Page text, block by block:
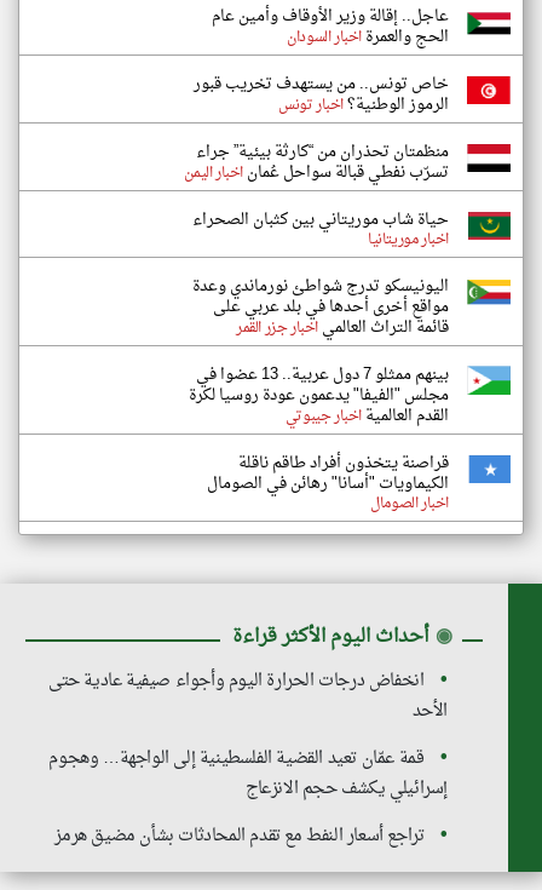
عاجل.. إقالة وزير الأوقاف وأمين عام
الحج والعمرةاخبار السودان
خاص تونس.. من يستهدف تخريب قبور
الرموز الوطنية؟اخبار تونس
منظمتان تحذران من “كارثة بيئية” جراء
تسرّب نفطي قبالة سواحل عُماناخبار اليمن
حياة شاب موريتاني بين كثبان الصحراء
اخبار موريتانيا
اليونيسكو تدرج شواطئ نورماندي وعدة
مواقع أخرى أحدها في بلد عربي على
قائمة التراث العالمياخبار جزر القمر
بينهم ممثلو 7 دول عربية.. 13 عضوا في
مجلس "الفيفا" يدعمون عودة روسيا لكرة
القدم العالميةاخبار جيبوتي
قراصنة يتخذون أفراد طاقم ناقلة
الكيماويات "أسانا" رهائن في الصومال
اخبار الصومال
◉ أحداث اليوم الأكثر قراءة
انخفاض درجات الحرارة اليوم وأجواء صيفية عادية حتى
الأحد
قمة عمّان تعيد القضية الفلسطينية إلى الواجهة… وهجوم
إسرائيلي يكشف حجم الانزعاج
تراجع أسعار النفط مع تقدم المحادثات بشأن مضيق هرمز